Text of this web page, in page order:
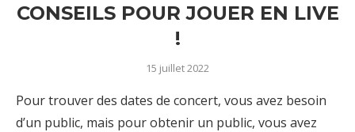
CONSEILS POUR JOUER EN LIVE
!
15 juillet 2022
Pour trouver des dates de concert, vous avez besoin
d’un public, mais pour obtenir un public, vous avez